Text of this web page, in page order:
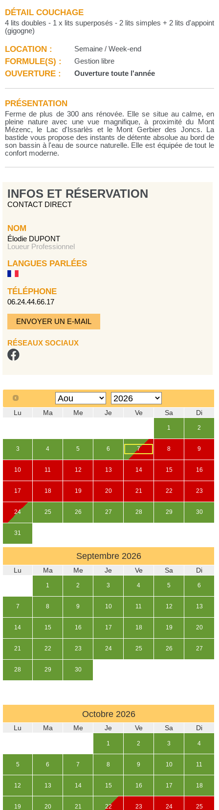
DÉTAIL COUCHAGE
4 lits doubles - 1 x lits superposés - 2 lits simples + 2 lits d'appoint
(gigogne)
LOCATION : Semaine / Week-end
FORMULE(S) : Gestion libre
OUVERTURE : Ouverture toute l'année
PRÉSENTATION
Ferme de plus de 300 ans rénovée. Elle se situe au calme, en
pleine nature avec une vue magnifique, à proximité du Mont
Mézenc, le Lac d'Issarlès et le Mont Gerbier des Joncs. La
bastide vous propose des instants de détente absolue au bord de
son bassin à l'eau de source naturelle. Elle est équipée de tout le
confort moderne.
INFOS ET RÉSERVATION
CONTACT DIRECT
NOM
Élodie DUPONT
Loueur Professionnel
LANGUES PARLÉES
TÉLÉPHONE
06.24.44.66.17
ENVOYER UN E-MAIL
RÉSEAUX SOCIAUX
Lu Ma Me Je Ve Sa Di
1 2
3 4 5 6 7 8 9
10 11 12 13 14 15 16
17 18 19 20 21 22 23
24 25 26 27 28 29 30
31
Septembre 2026
Lu Ma Me Je Ve Sa Di
1 2 3 4 5 6
7 8 9 10 11 12 13
14 15 16 17 18 19 20
21 22 23 24 25 26 27
28 29 30
Octobre 2026
Lu Ma Me Je Ve Sa Di
1 2 3 4
5 6 7 8 9 10 11
12 13 14 15 16 17 18
19 20 21 22 23 24 25